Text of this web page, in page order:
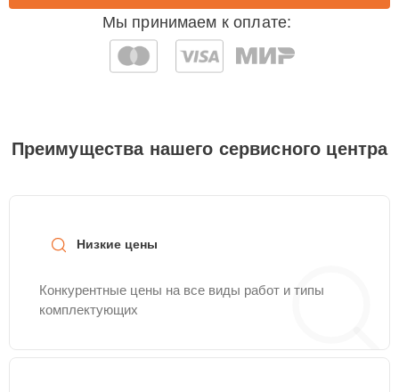
Мы принимаем к оплате:
Преимущества нашего сервисного центра
Низкие цены
Конкурентные цены на все виды работ и типы
комплектующих